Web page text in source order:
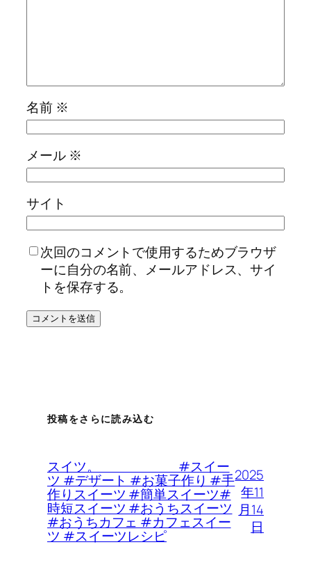
名前 ※
メール ※
サイト
次回のコメントで使用するためブラウザ
ーに自分の名前、メールアドレス、サイ
トを保存する。
投稿をさらに読み込む
スイツ。 #スイー
ツ #デザート #お菓子作り #手
作りスイーツ #簡単スイーツ#
時短スイーツ #おうちスイーツ
#おうちカフェ #カフェスイー
ツ #スイーツレシピ
2025
年11
月14
日